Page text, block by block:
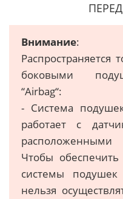
Внимание:
Распространяется
боковыми
“Аirbag“:
- Система
работает с
Чтобы
системы подушек
нельзя